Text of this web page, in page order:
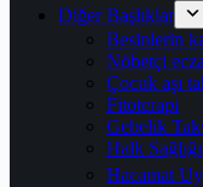
Diğer Başlıklar
Besinlerin
Nöbetçi
Çocuk aşı
Fitoterapi
Gebelik
Halk Sağlığı
Hacamat